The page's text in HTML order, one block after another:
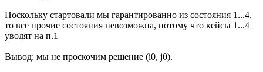
Поскольку стартовали мы гарантированно из состояния 1...4,
то все прочие состояния невозможна, потому что кейсы 1...4
уводят на п.1
Вывод: мы не проскочим решение (i0, j0).